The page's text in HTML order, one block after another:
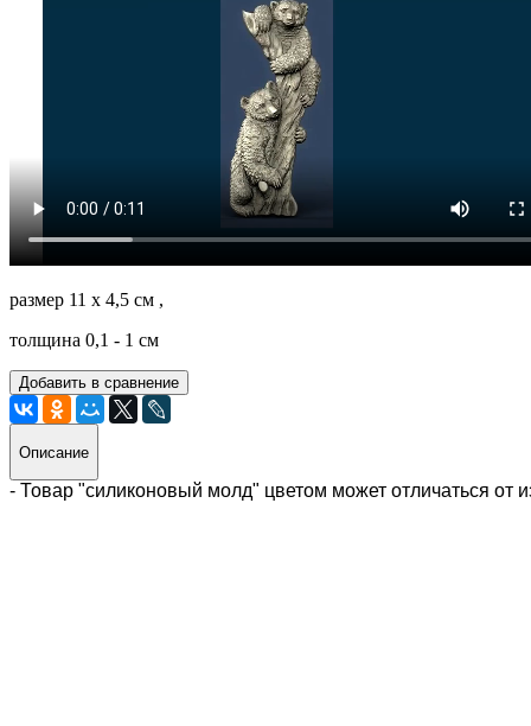
размер 11 х 4,5 см ,
толщина 0,1 - 1 см
Добавить в сравнение
Описание
- Товар "силиконовый молд" цветом может отличаться от